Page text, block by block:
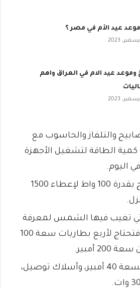
عيد الأم في مصر ؟
وموعد عيد الام في العراق واهم
والتلفاز والحاسوب مع
الطاقة لتشغيل الأجهزة
بقدرة 100 واط
لإعطاء 1500
تغيب فيها الشمس لمعرفة
لأربع بطاريات
سعة 100
أمبير.
أمبير،
وأسلاك توصيل،